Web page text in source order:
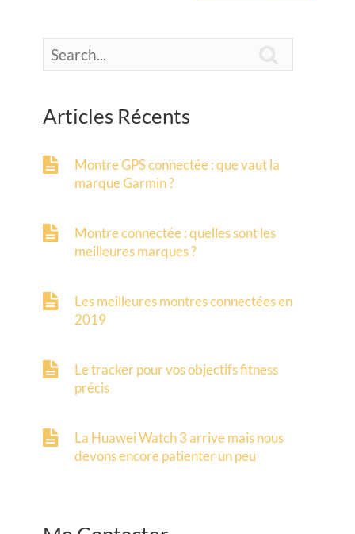
Articles Récents
Montre GPS connectée : que vaut la
marque Garmin ?
Montre connectée : quelles sont les
meilleures marques ?
Les meilleures montres connectées en
2019
Le tracker pour vos objectifs fitness
précis
La Huawei Watch 3 arrive mais nous
devons encore patienter un peu